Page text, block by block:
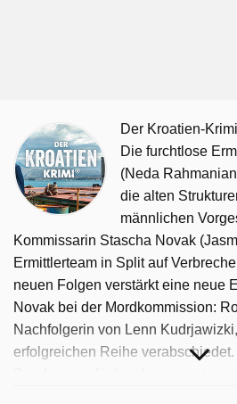
Der Kroatien-
Die furchtlose
(Neda
die alten
männlichen
Kommissarin Stascha Novak
Ermittlerteam in Split auf
neuen Folgen verstärkt eine neue
Novak bei der Mordkommission:
Nachfolgerin von Lenn
erfolgreichen Reihe